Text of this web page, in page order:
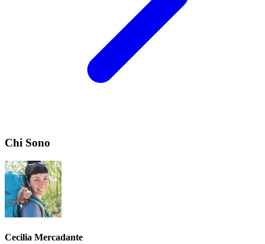
Chi Sono
Cecilia Mercadante